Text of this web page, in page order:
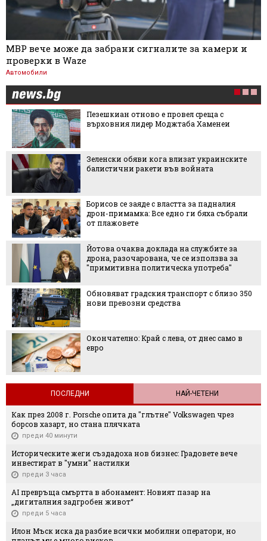
МВР вече може да забрани сигналите за камери и
проверки в Waze
Автомобили
Пезешкиан отново е провел среща с
върховния лидер Моджтаба Хаменеи
Зеленски обяви кога влизат украинските
балистични ракети във войната
Борисов се заяде с властта за падналия
дрон-примамка: Все едно ги бяха събрали
от плажовете
Йотова очаква доклада на службите за
дрона, разочарована, че се използва за
"примитивна политическа употреба"
Обновяват градския транспорт с близо 350
нови превозни средства
Окончателно: Край с лева, от днес само в
евро
ПОСЛЕДНИ НАЙ-ЧЕТЕНИ
Как през 2008 г. Porsche опита да "глътне" Volkswagen чрез
борсов хазарт, но стана плячката
преди 40 минути
Историческите жеги създадоха нов бизнес: Градовете вече
инвестират в "умни" настилки
преди 3 часа
AI превръща смъртта в абонамент: Новият пазар на
„дигиталния задгробен живот“
преди 5 часа
Илон Мъск иска да разбие всички мобилни оператори, но